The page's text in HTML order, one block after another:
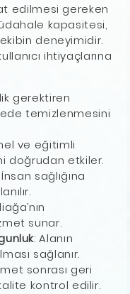
edilmesi gereken
kapasitesi,
deneyimidir.
ihtiyaçlarına
gerektiren
temizlenmesini
ve eğitimli
doğrudan etkiler.
İnsan sağlığına
sunar.
: Alanın
sağlanır.
sonrası geri
kontrol edilir.